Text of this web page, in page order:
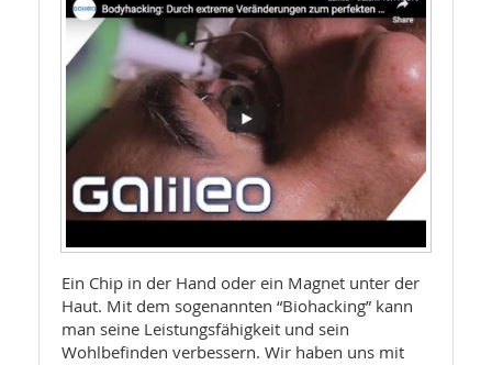
Ein Chip in der Hand oder ein Magnet unter der
Haut. Mit dem sogenannten “Biohacking” kann
man seine Leistungsfähigkeit und sein
Wohlbefinden verbessern. Wir haben uns mit